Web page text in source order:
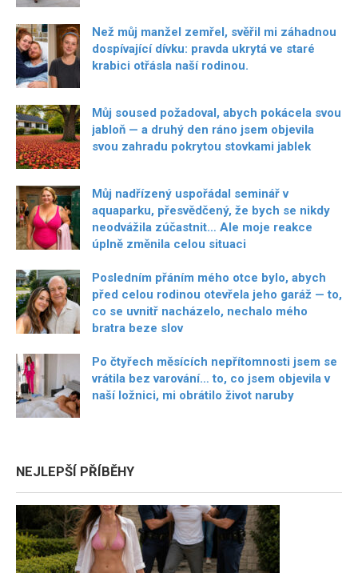
Než můj manžel zemřel, svěřil mi záhadnou
dospívající dívku: pravda ukrytá ve staré
krabici otřásla naší rodinou.
Můj soused požadoval, abych pokácela svou
jabloň — a druhý den ráno jsem objevila
svou zahradu pokrytou stovkami jablek
Můj nadřízený uspořádal seminář v
aquaparku, přesvědčený, že bych se nikdy
neodvážila zúčastnit… Ale moje reakce
úplně změnila celou situaci
Posledním přáním mého otce bylo, abych
před celou rodinou otevřela jeho garáž — to,
co se uvnitř nacházelo, nechalo mého
bratra beze slov
Po čtyřech měsících nepřítomnosti jsem se
vrátila bez varování… to, co jsem objevila v
naší ložnici, mi obrátilo život naruby
NEJLEPŠÍ PŘÍBĚHY